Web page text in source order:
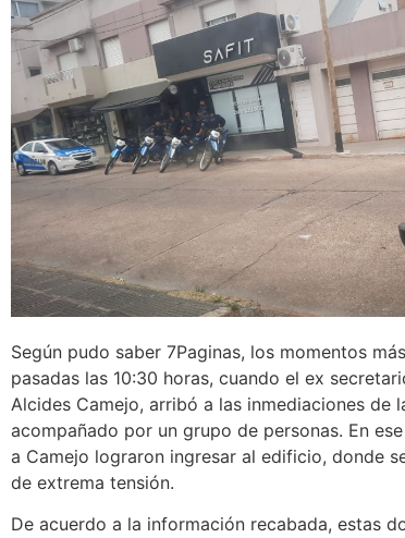
Según pudo saber 7Paginas, los momentos
pasadas las 10:30 horas, cuando el ex
Alcides Camejo, arribó a las inmediaciones de
acompañado por un grupo de personas. En
a Camejo lograron ingresar al edificio, donde
de extrema tensión.
De acuerdo a la información recabada, estas